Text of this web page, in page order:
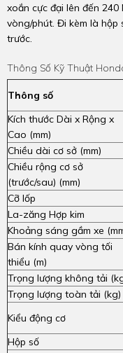
xoắn cực đại lên đến
vòng/phút. Đi kèm là hộp
trước.
Thông Số Kỹ Thuật
Thông số
Kích thước Dài x Rộng x
Cao (mm)
Chiều dài cơ sở (mm)
Chiều rộng cơ sở
(trước/sau) (mm)
Cỡ lốp
La-zăng Hợp kim
Khoảng sáng gầm xe
Bán kính quay vòng tối
thiểu (m)
Trọng lượng không tải
Trọng lượng toàn tải (kg)
Kiểu động cơ
Hộp số